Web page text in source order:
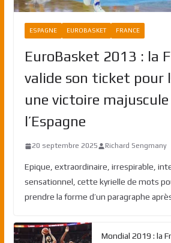
ESPAGNE EUROBASKET FRANCE
EuroBasket 2013 : la
valide son ticket pour
une victoire
l’Espagne
20 septembre 2025 Richard Sengmany
Epique, extraordinaire, irrespirable,
sensationnel, cette kyrielle de mots
prendre la forme d’un paragraphe
Mondial 2019 : la